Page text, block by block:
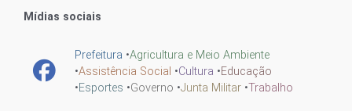
Mídias sociais
Prefeitura •Agricultura e Meio Ambiente
•Assistência Social •Cultura •Educação
•Esportes •Governo •Junta Militar •Trabalho